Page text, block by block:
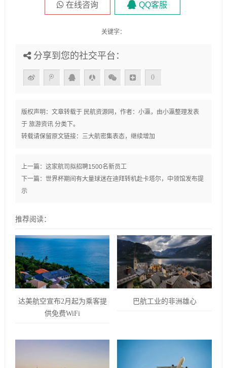
在线咨询 QQ客服
关键字：
分享到您的社交平台：
0
版权声明：文章转载于 民航资源网 ，作者：小瀛，由小瀛整理发表
于 旅游资讯分类下。
转载请保留原文链接： 三大航密集表态，继续增加
上一篇： 这家航司拟招聘1500名新员工
下一篇： 世界杯期间有大量球迷在迪拜转机赴卡塔尔，中领馆发布提
示
推荐阅读：
达美航空宣布2月起为乘客提
供免费WiFi
巴航工业的非洲雄心